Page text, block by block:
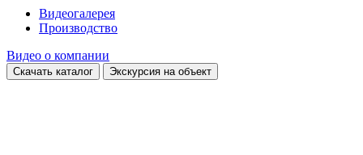
Видеогалерея
Производство
Видео о компании
Скачать каталог Экскурсия на объект